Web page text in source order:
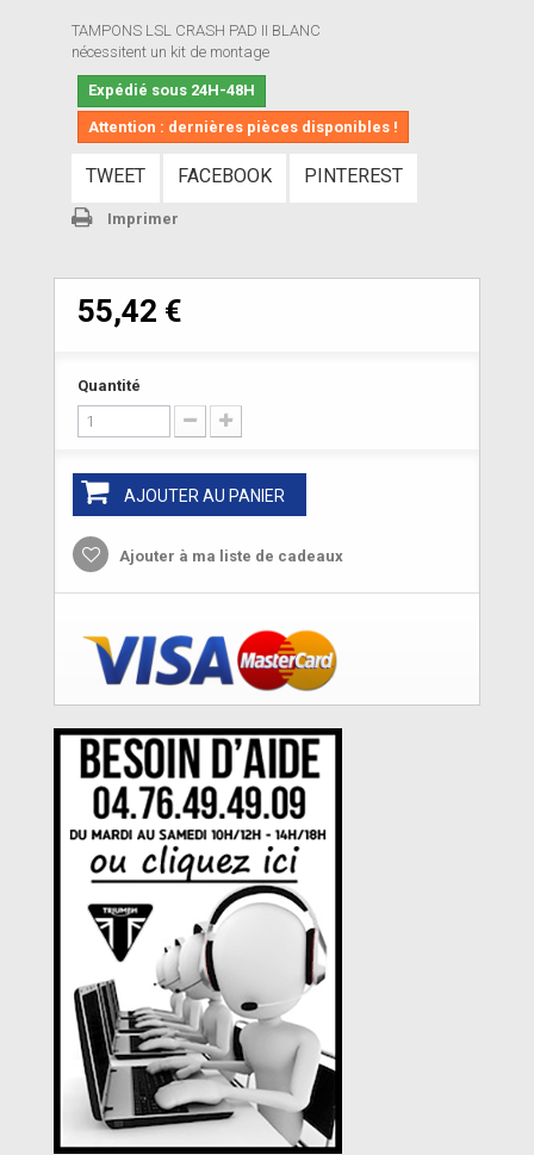
TAMPONS LSL CRASH PAD II BLANC
nécessitent un kit de montage
Expédié sous 24H-48H
Attention : dernières pièces disponibles !
TWEET FACEBOOK PINTEREST
Imprimer
55,42 €
Quantité
AJOUTER AU PANIER
Ajouter à ma liste de cadeaux